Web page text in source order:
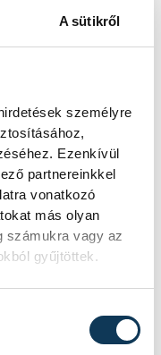
A sütikről
személyre
Ezenkívül
partnereinkkel
vonatkozó
más olyan
számukra vagy az
gyűjtöttek.
autósport